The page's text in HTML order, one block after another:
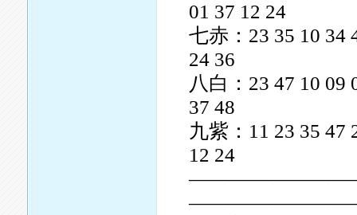
01 37 12 24
七赤：23 35 10 34
24 36
八白：23 47 10 09
37 48
九紫：11 23 35 47
12 24